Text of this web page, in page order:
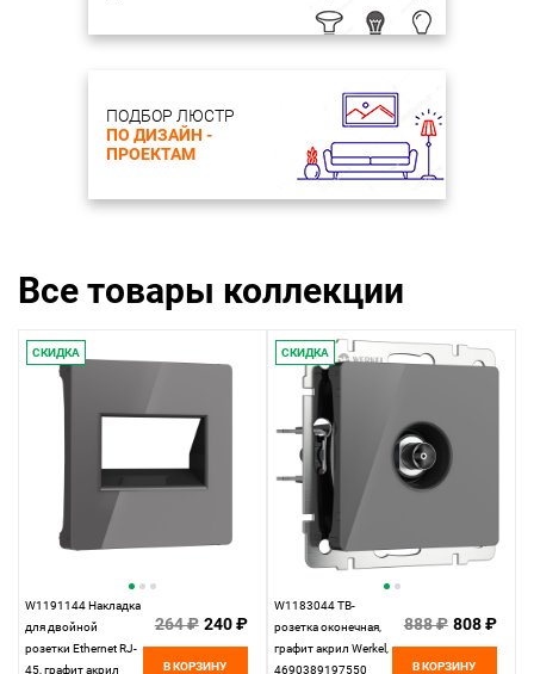
ПОДБОР ЛЮСТР
ПО ДИЗАЙН -
ПРОЕКТАМ
Все товары коллекции
СКИДКА
W1191144 Накладка
для двойной
розетки Еthernet RJ-
45, графит акрил
264 ₽ 240 ₽
В КОРЗИНУ
СКИДКА
W1183044 ТВ-
розетка оконечная,
графит акрил Werkel,
4690389197550
888 ₽ 808 ₽
В КОРЗИНУ